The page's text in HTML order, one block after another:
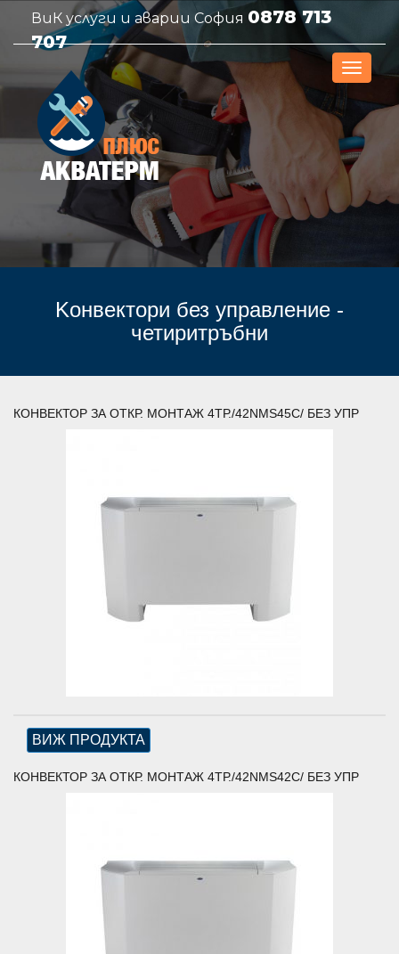
ВиК услуги и аварии София 0878 713
707
Kонвектори без управление -
четиритръбни
КОНВЕКТОР ЗА ОТКР. МОНТАЖ 4ТР./42NMS45C/ БЕЗ УПР
ВИЖ ПРОДУКТА
КОНВЕКТОР ЗА ОТКР. МОНТАЖ 4ТР./42NMS42C/ БЕЗ УПР